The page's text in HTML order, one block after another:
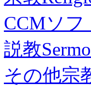
CCMソフ
説教
その他宗